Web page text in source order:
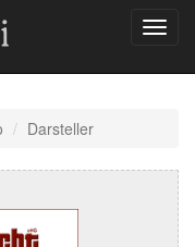
Darsteller